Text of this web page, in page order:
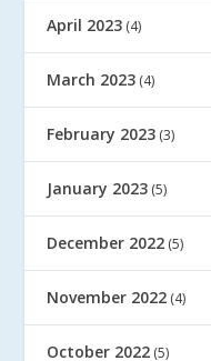
April 2023 (4)
March 2023 (4)
February 2023 (3)
January 2023 (5)
December 2022 (5)
November 2022 (4)
October 2022 (5)